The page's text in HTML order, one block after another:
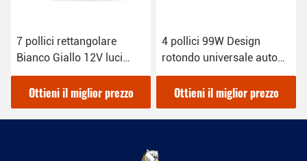
7 pollici rettangolare
Bianco Giallo 12V luci
luminose di lavoro
universali auto
Ottieni il miglior prezzo
4 pollici 99W Design
rotondo universale auto
luci di lavoro a LED per
camion
Ottieni il miglior prezzo